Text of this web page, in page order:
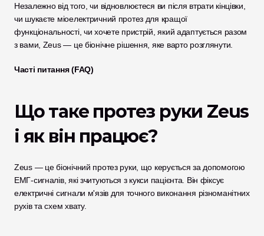
Незалежно від того, чи відновлюєтеся ви після втрати кінцівки,
чи шукаєте міоелектричний протез для кращої
функціональності, чи хочете пристрій, який адаптується разом
з вами, Zeus — це біонічне рішення, яке варто розглянути.
Часті питання (FAQ)
Що таке протез руки Zeus
і як він працює?
Zeus — це біонічний протез руки, що керується за допомогою
ЕМГ-сигналів, які зчитуються з кукси пацієнта. Він фіксує
електричні сигнали м'язів для точного виконання різноманітних
рухів та схем хвату.